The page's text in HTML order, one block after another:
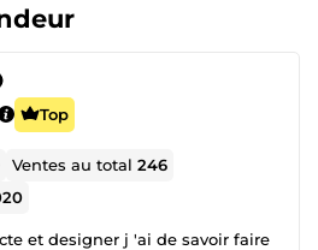
Top
Ventes au total246
et designer j 'ai de savoir faire